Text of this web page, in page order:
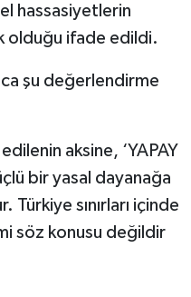
hassasiyetlerin
olduğu ifade edildi.
şu değerlendirme
aksine, ‘YAPAY
bir yasal dayanağa
sınırları içinde
söz konusu değildir